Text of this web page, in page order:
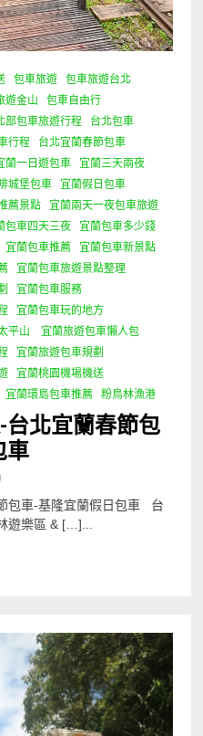
包車旅遊
包車旅遊台北
遊金山
包車自由行
部包車旅遊行程
台北包車
行程
台北宜蘭春節包車
蘭一日遊包車
宜蘭三天兩夜
城堡包車
宜蘭假日包車
薦景點
宜蘭兩天一夜包車旅遊
包車四天三夜
宜蘭包車多少錢
宜蘭包車推薦
宜蘭包車新景點
宜蘭包車旅遊景點整理
宜蘭包車服務
宜蘭包車玩的地方
平山
宜蘭旅遊包車懶人包
宜蘭旅遊包車規劃
宜蘭桃園機場機送
宜蘭環島包車推薦 粉鳥林漁港
北宜蘭春節包
車
包車-基隆宜蘭假日包車 台
遊樂區 & […]...